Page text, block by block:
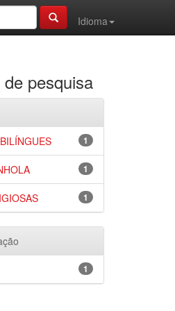
Idioma
pesquisa
1
1
1
1